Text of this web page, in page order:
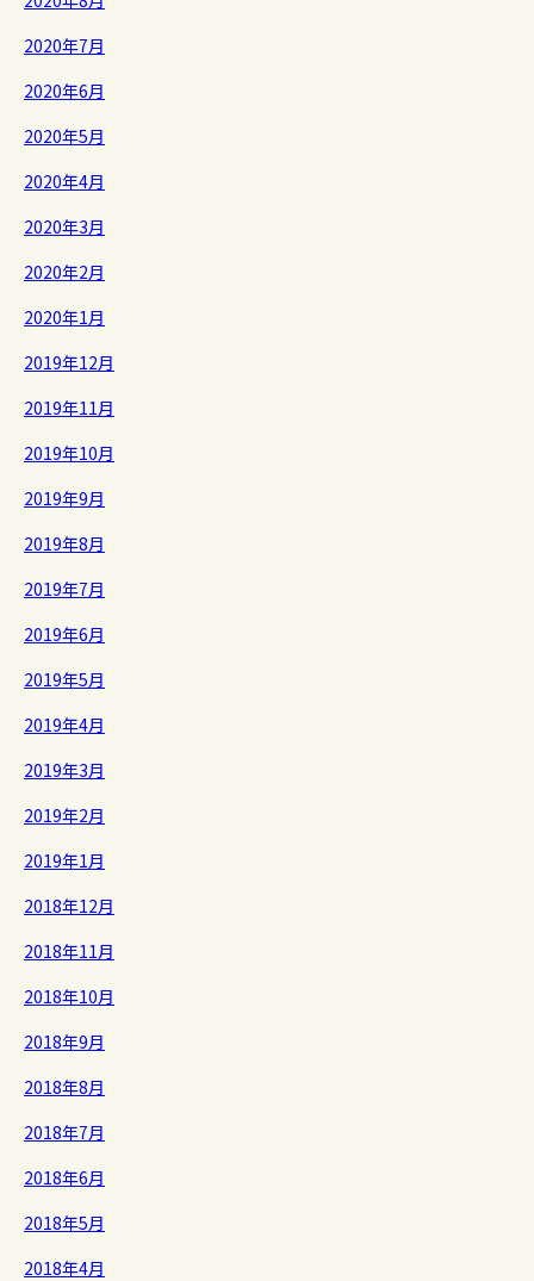
2020年7月
2020年6月
2020年5月
2020年4月
2020年3月
2020年2月
2020年1月
2019年12月
2019年11月
2019年10月
2019年9月
2019年8月
2019年7月
2019年6月
2019年5月
2019年4月
2019年3月
2019年2月
2019年1月
2018年12月
2018年11月
2018年10月
2018年9月
2018年8月
2018年7月
2018年6月
2018年5月
2018年4月